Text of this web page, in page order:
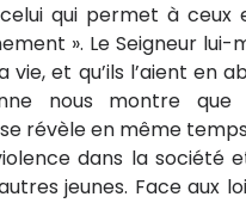
qui permet à ceux
». Le Seigneur lui-
vie, et qu’ils l’aient en
nous montre
révèle en même
dans la société
jeunes. Face aux